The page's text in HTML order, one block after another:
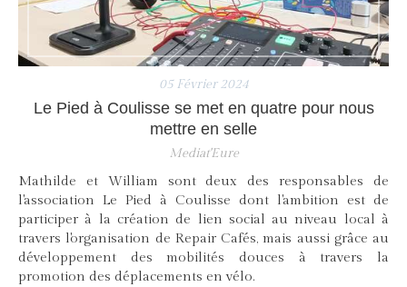
05 Février 2024
Le Pied à Coulisse se met en quatre pour nous
mettre en selle
Mediat'Eure
Mathilde et William sont deux des responsables de
l'association Le Pied à Coulisse dont l'ambition est de
participer à la création de lien social au niveau local à
travers l'organisation de Repair Cafés, mais aussi grâce au
développement des mobilités douces à travers la
promotion des déplacements en vélo.